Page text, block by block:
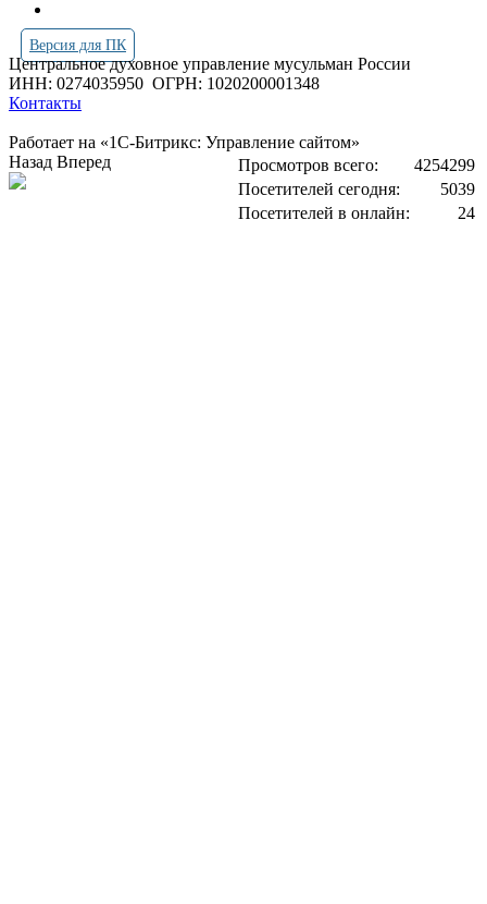
Версия для ПК
Центральное духовное управление мусульман России
ИНН: 0274035950 ОГРН: 1020200001348
Контакты
Работает на «1С-Битрикс: Управление сайтом»
Просмотров всего:
4254299
Посетителей сегодня:
5039
Посетителей в онлайн:
24
Назад Вперед